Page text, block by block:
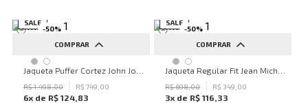
SALE
-50%
COMPRAR
PP P M G GG
R$1.498,00 R$ 749 00
6x de R$ 124,83
SALE
-50%
COMPRAR
PP P M G GG
R$698,00 R$ 349 00
3x de R$ 116,33